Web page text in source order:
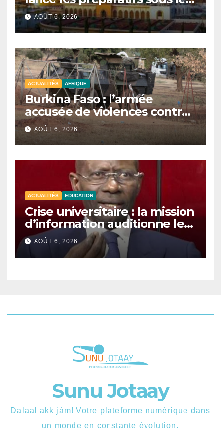
signe de l’unité et du Tawhid.
AOÛT 6, 2026
ACTUALITÉS AFRIQUE
Burkina Faso : l’armée
accusée de violences contre
des civils après une attaque
jihadiste.
AOÛT 6, 2026
ACTUALITÉS EDUCATION
Crise universitaire : la mission
d’information auditionne le
ministre Boubacar Camara.
AOÛT 6, 2026
Sunu Jotaay
Dalaal akk jàm! Votre plateforme numérique dans
un monde en constante évolution.